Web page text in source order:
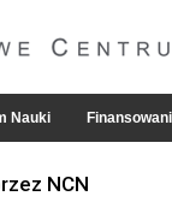
Nauki
NCN